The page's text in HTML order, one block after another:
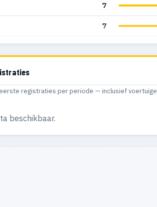
7
7
11
15
4
registraties per periode — inclusief
beschikbaar.